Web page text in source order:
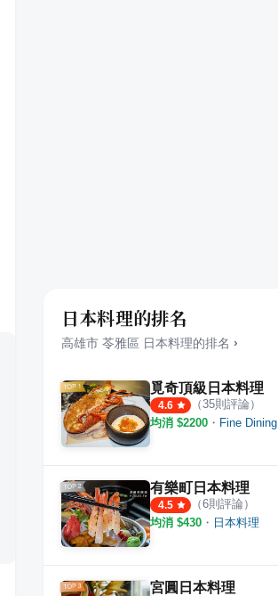
日本料理的排名
高雄市 苓雅區 日本料理的排名 ›
覓奇頂級日本料理
4.6 （35則評論）
均消 $2200 ・ Fine Dining
有樂町日本料理
4.5 （6則評論）
均消 $430 ・ 日本料理
宮圓日本料理